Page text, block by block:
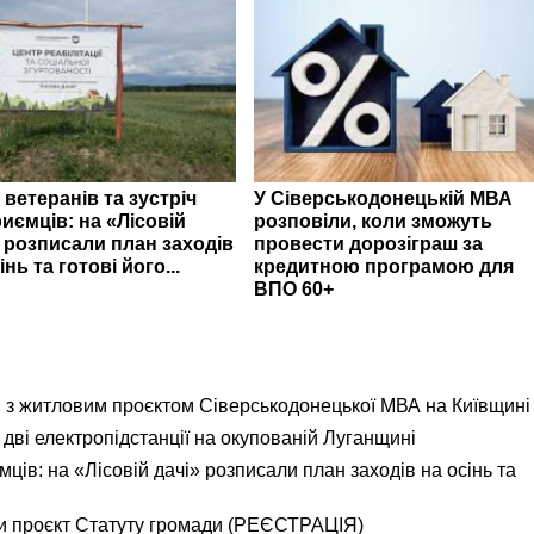
ветеранів та зустріч
на «Лісовій
розписали план заходів
та готові його...
У Сіверськодонецькій МВА
розповіли, коли зможуть
провести дорозіграш за
кредитною програмою для
ВПО 60+
житловим проєктом Сіверськодонецької МВА на Київщині
електропідстанції на окупованій Луганщині
на «Лісовій дачі» розписали план заходів на осінь та
проєкт Статуту громади (РЕЄСТРАЦІЯ)